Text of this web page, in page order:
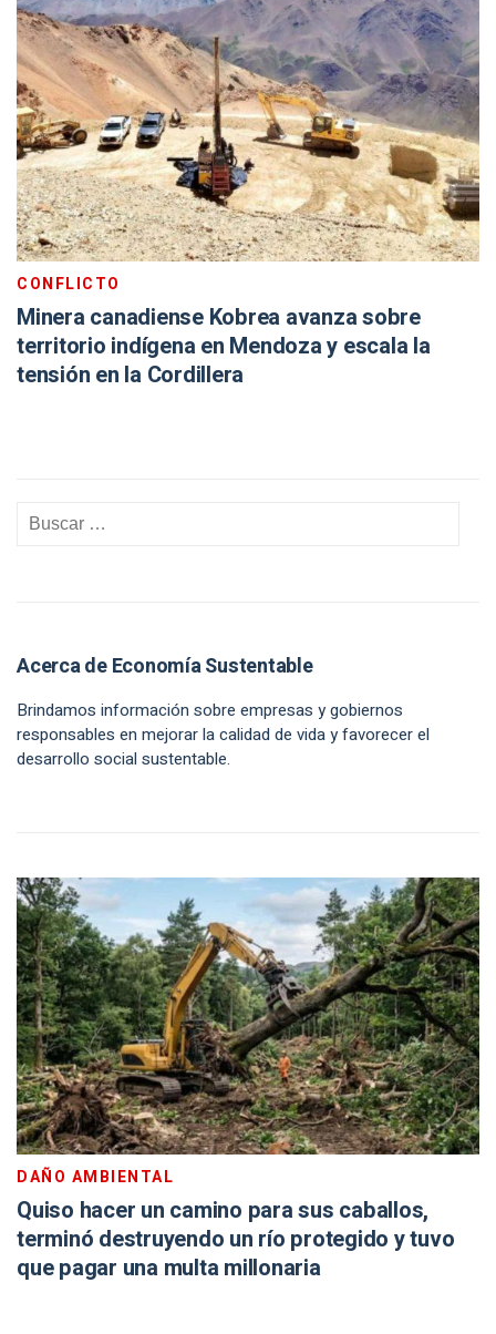
CONFLICTO
Minera canadiense Kobrea avanza sobre
territorio indígena en Mendoza y escala la
tensión en la Cordillera
Acerca de Economía Sustentable
Brindamos información sobre empresas y gobiernos
responsables en mejorar la calidad de vida y favorecer el
desarrollo social sustentable.
DAÑO AMBIENTAL
Quiso hacer un camino para sus caballos,
terminó destruyendo un río protegido y tuvo
que pagar una multa millonaria